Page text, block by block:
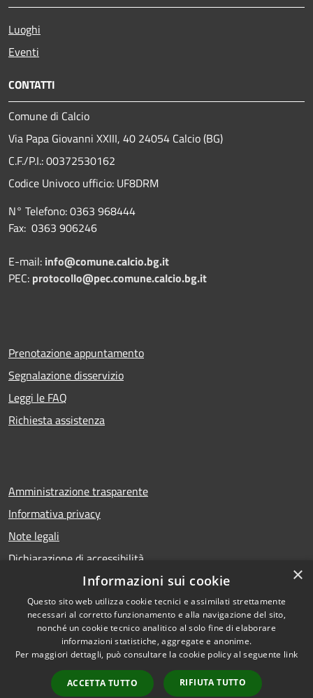
Luoghi
Eventi
CONTATTI
Comune di Calcio
Via Papa Giovanni XXIII, 40 24054 Calcio (BG)
C.F./P.I.: 00372530162
Codice Univoco ufficio: UF8DRM
N° Telefono: 0363 968444
Fax: 0363 906246
E-mail: info@comune.calcio.bg.it
PEC: protocollo@pec.comune.calcio.bg.it
Prenotazione appuntamento
Segnalazione disservizio
Leggi le FAQ
Richiesta assistenza
Amministrazione trasparente
Informativa privacy
Note legali
Dichiarazione di accessibilità
RSS
Accessibilità
Privacy
Mappa del sito
Copyright © 2026 • Comune di
Calcio • Powered by
Municipium•Accesso
redazione
×
Informazioni sui cookie
Questo sito web utilizza cookie tecnici e assimilati strettamente
necessari al corretto funzionamento e alla navigazione del sito,
nonché un cookie tecnico analitico al solo fine di elaborare
informazioni statistiche, aggregate e anonime.
Per maggiori dettagli, può consultare la cookie policy al seguente link
ACCETTA TUTTO RIFIUTA TUTTO